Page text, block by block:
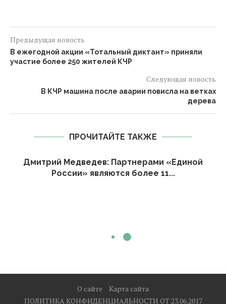
Предыдущая новость
В ежегодной акции «Тотальный диктант» приняли
участие более 250 жителей КЧР
Следующая новость
В КЧР машина после аварии повисла на ветках
дерева
ПРОЧИТАЙТЕ ТАКЖЕ
Дмитрий Медведев: Партнерами «Единой
России» являются более 11...
О сайте
Карта сайта
ПОЛИТИКА КОНФИДЕНЦИАЛЬНОСТИ ОТ 23.06.2017